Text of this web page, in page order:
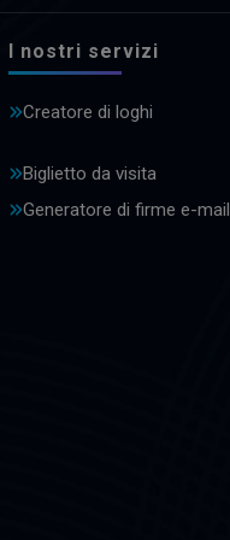
I nostri servizi
Creatore di loghi
Biglietto da visita
Generatore di firme e-mail